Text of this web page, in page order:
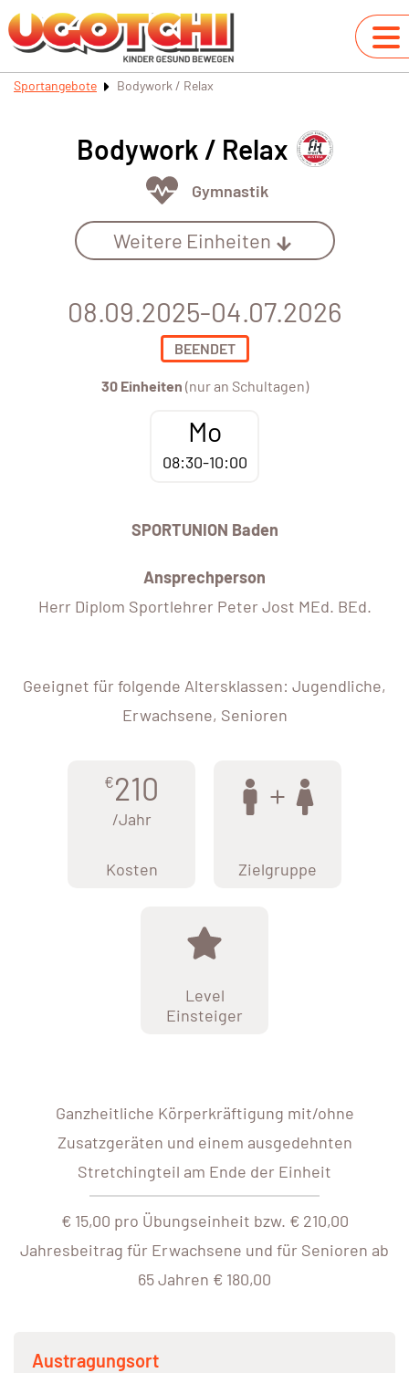
Sportangebote Bodywork / Relax
Bodywork / Relax
Gymnastik
Weitere Einheiten
08.09.2025-04.07.2026
BEENDET
30 Einheiten (nur an Schultagen)
Mo
08:30-10:00
SPORTUNION Baden
Ansprechperson
Herr Diplom Sportlehrer Peter Jost MEd. BEd.
Geeignet für folgende Altersklassen: Jugendliche,
Erwachsene, Senioren
€210
/Jahr
Kosten Zielgruppe
Level
Einsteiger
Ganzheitliche Körperkräftigung mit/ohne
Zusatzgeräten und einem ausgedehnten
Stretchingteil am Ende der Einheit
€ 15,00 pro Übungseinheit bzw. € 210,00
Jahresbeitrag für Erwachsene und für Senioren ab
65 Jahren € 180,00
Austragungsort